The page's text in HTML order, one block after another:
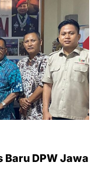
Baru DPW Jawa